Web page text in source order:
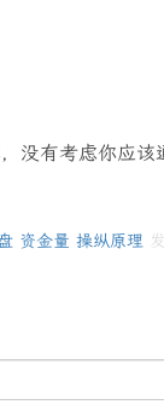
有考虑你应该
资金量 操纵原理